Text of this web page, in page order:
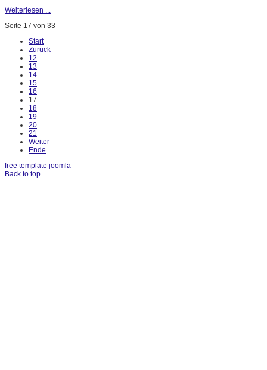
Weiterlesen ...
Seite 17 von 33
Start
Zurück
12
13
14
15
16
17
18
19
20
21
Weiter
Ende
free template joomla
Back to top